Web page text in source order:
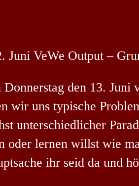
VeWe Output –
den 13.
wir uns typische
unterschiedlicher
oder lernen willst wie
ihr seid da und